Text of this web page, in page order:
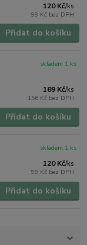
120 Kč/ks
99 Kč bez DPH
Přidat do košíku
189 Kč/ks
156 Kč bez DPH
skladem 1 ks
Přidat do košíku
120 Kč/ks
99 Kč bez DPH
skladem 1 ks
Přidat do košíku